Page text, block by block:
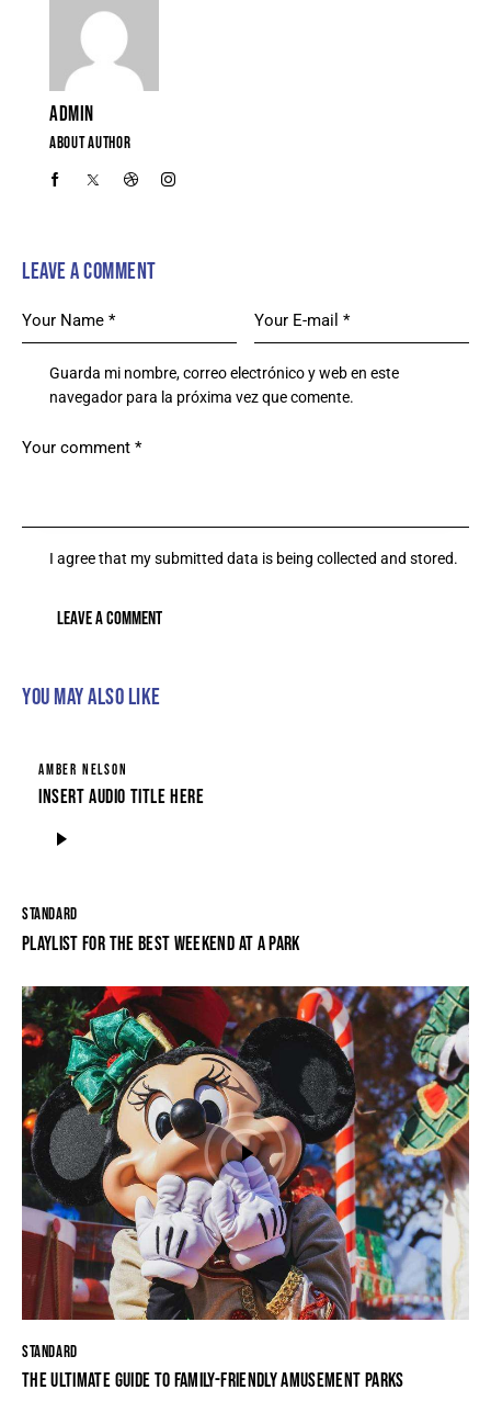
ADMIN
ABOUT AUTHOR
LEAVE A COMMENT
Guarda mi nombre, correo electrónico y web en este
navegador para la próxima vez que comente.
I agree that my submitted data is being collected and stored.
YOU MAY ALSO LIKE
AMBER NELSON
Insert Audio Title Here
STANDARD
PLAYLIST FOR THE BEST WEEKEND AT A PARK
STANDARD
THE ULTIMATE GUIDE TO FAMILY-FRIENDLY AMUSEMENT PARKS